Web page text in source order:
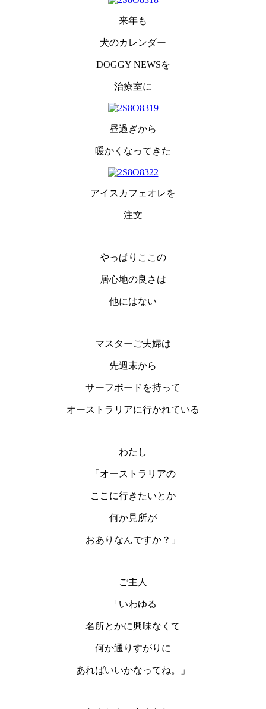
来年も
犬のカレンダー
DOGGY NEWSを
治療室に
昼過ぎから
暖かくなってきた
アイスカフェオレを
注文
やっぱりここの
居心地の良さは
他にはない
マスターご夫婦は
先週末から
サーフボードを持って
オーストラリアに行かれている
わたし
「オーストラリアの
ここに行きたいとか
何か見所が
おありなんですか？」
ご主人
「いわゆる
名所とかに興味なくて
何か通りすがりに
あればいいかなってね。」